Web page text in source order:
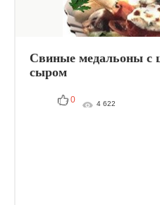
Свиные медальоны с
сыром
0 4 622